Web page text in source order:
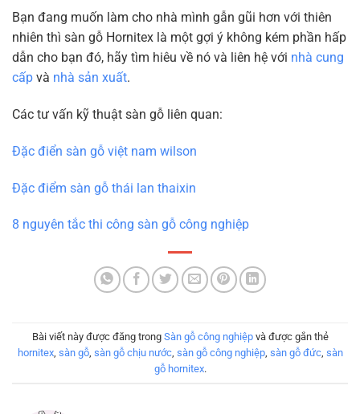
Bạn đang muốn làm cho nhà mình gẫn gũi hơn với thiên
nhiên thì sàn gỗ Hornitex là một gợi ý không kém phần hấp
dẫn cho bạn đó, hãy tìm hiêu về nó và liên hệ với nhà cung
cấp và nhà sản xuất.
Các tư vấn kỹ thuật sàn gỗ liên quan:
Đặc điển sàn gỗ việt nam wilson
Đặc điểm sàn gỗ thái lan thaixin
8 nguyên tắc thi công sàn gỗ công nghiệp
Bài viết này được đăng trong Sàn gỗ công nghiệpvà được gắn thẻ
hornitex, sàn gỗ, sàn gỗ chịu nước, sàn gỗ công nghiệp, sàn gỗ đức, sàn
gỗ hornitex.